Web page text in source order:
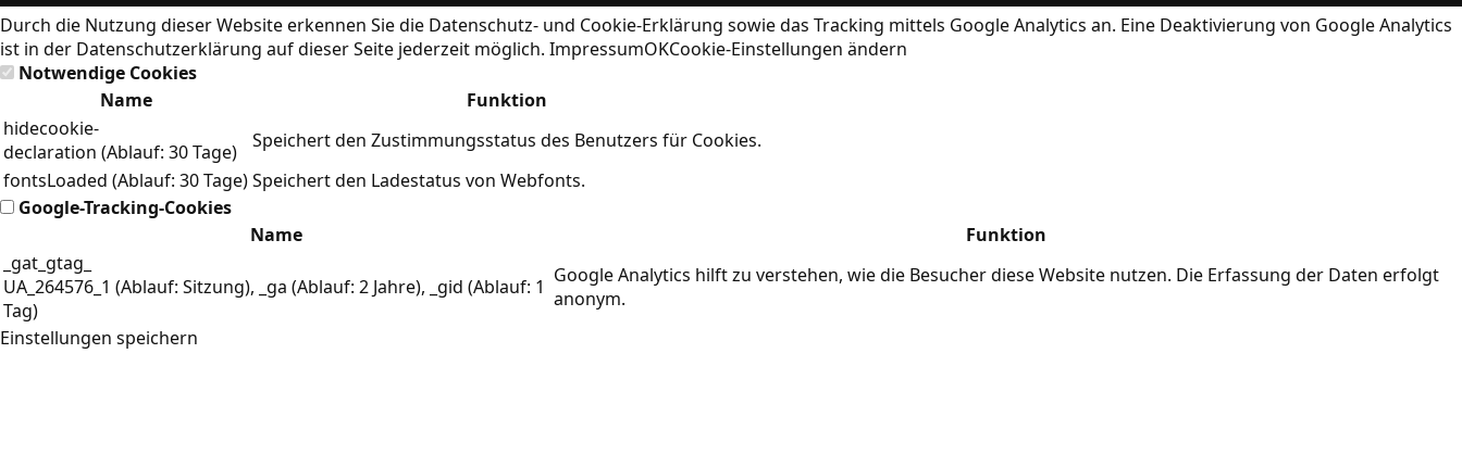
Durch die Nutzung dieser Website erkennen Sie die Datenschutz- und Cookie-Erklärung sowie das Tracking mittels Google Analytics an. Eine Deaktivierung von Google Analytics
ist in der Datenschutzerklärung auf dieser Seite jederzeit möglich. ImpressumOKCookie-Einstellungen ändern
Notwendige Cookies
Name
Funktion
hidecookie-
declaration (Ablauf: 30 Tage)
Speichert den Zustimmungsstatus des Benutzers für Cookies.
fontsLoaded (Ablauf: 30 Tage)Speichert den Ladestatus von Webfonts.
Google-Tracking-Cookies
Name
Funktion
_gat_gtag_
UA_264576_1 (Ablauf: Sitzung), _ga (Ablauf: 2 Jahre), _gid (Ablauf: 1
Tag)
Google Analytics hilft zu verstehen, wie die Besucher diese Website nutzen. Die Erfassung der Daten erfolgt
anonym.
Einstellungen speichern